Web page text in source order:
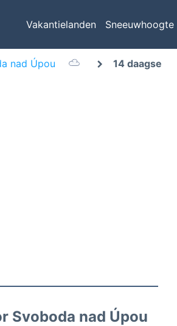
Vakantielanden Sneeuwhoogte
nad Úpou 14 daagse
Svoboda nad Úpou